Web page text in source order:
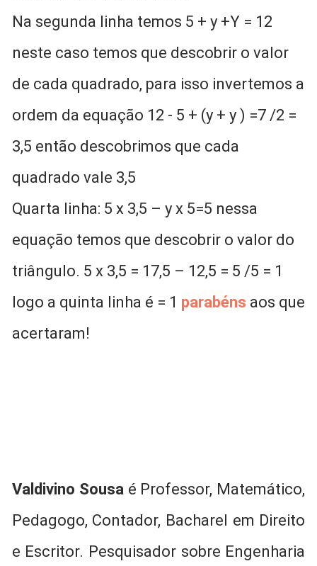
Na segunda linha temos 5 + y +Y = 12
neste caso temos que descobrir o valor
de cada quadrado, para isso invertemos a
ordem da equação 12 - 5 + (y + y ) =7 /2 =
3,5 então descobrimos que cada
quadrado vale 3,5
Quarta linha: 5 x 3,5 – y x 5=5 nessa
equação temos que descobrir o valor do
triângulo. 5 x 3,5 = 17,5 – 12,5 = 5 /5 = 1
logo a quinta linha é = 1 parabéns aos que
acertaram!
Valdivino Sousa é Professor, Matemático,
Pedagogo, Contador, Bacharel em Direito
e Escritor. Pesquisador sobre Engenharia